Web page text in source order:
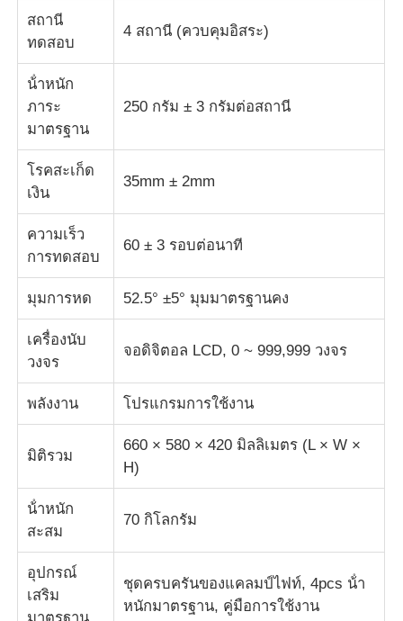
อุปกรณ์ทดสอบรองเท้า
อุปกรณ์ทดสอบวัสดุก่อสร้าง
อุปกรณ์ทดสอบบรรจุภัณฑ์
เครื่องทดสอบผ้า
เครื่องควบคุมอุณหภูมิและความชื้น
สถานี
ทดสอบ
4 สถานี (ควบคุมอิสระ)
น้ําหนัก
ภาระ
มาตรฐาน
250 กรัม ± 3 กรัมต่อสถานี
โรคสะเก็ด
เงิน
35mm ± 2mm
ความเร็ว
การทดสอบ
60 ± 3 รอบต่อนาที
มุมการหด 52.5° ±5° มุมมาตรฐานคง
เครื่องนับ
วงจร
จอดิจิตอล LCD, 0 ~ 999,999 วงจร
พลังงาน โปรแกรมการใช้งาน
มิติรวม
660 × 580 × 420 มิลลิเมตร (L × W ×
H)
น้ําหนัก
สะสม
70 กิโลกรัม
อุปกรณ์
เสริม
มาตรฐาน
ชุดครบครันของแคลมป์ไฟท์, 4pcs น้ํา
หนักมาตรฐาน, คู่มือการใช้งาน